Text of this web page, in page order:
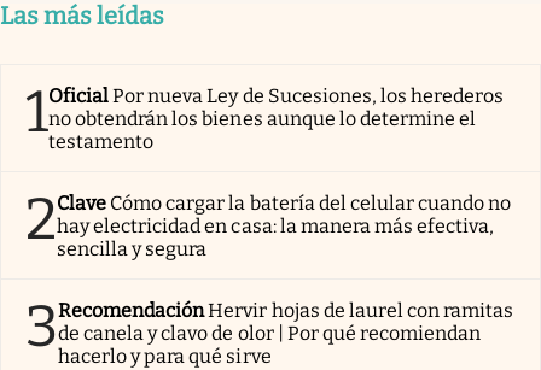
Las más leídas
1OficialPor nueva Ley de Sucesiones, los herederos
no obtendrán los bienes aunque lo determine el
testamento
2Clave Cómo cargar la batería del celular cuando no
hay electricidad en casa: la manera más efectiva,
sencilla y segura
3RecomendaciónHervir hojas de laurel con ramitas
de canela y clavo de olor | Por qué recomiendan
hacerlo y para qué sirve